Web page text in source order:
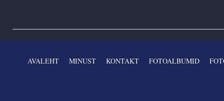
AVALEHT MINUST KONTAKT FOTOALBUMID